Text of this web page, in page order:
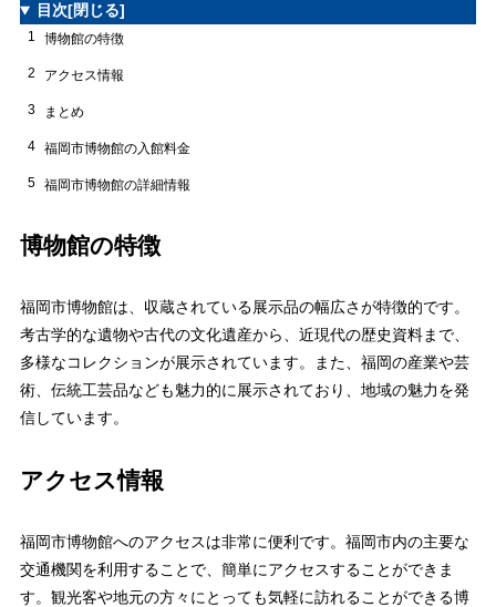
目次[閉じる]
1 博物館の特徴
2 アクセス情報
3 まとめ
4 福岡市博物館の入館料金
5 福岡市博物館の詳細情報
博物館の特徴
福岡市博物館は、収蔵されている展示品の幅広さが特徴的です。
考古学的な遺物や古代の文化遺産から、近現代の歴史資料まで、
多様なコレクションが展示されています。また、福岡の産業や芸
術、伝統工芸品なども魅力的に展示されており、地域の魅力を発
信しています。
アクセス情報
福岡市博物館へのアクセスは非常に便利です。福岡市内の主要な
交通機関を利用することで、簡単にアクセスすることができま
す。観光客や地元の方々にとっても気軽に訪れることができる博